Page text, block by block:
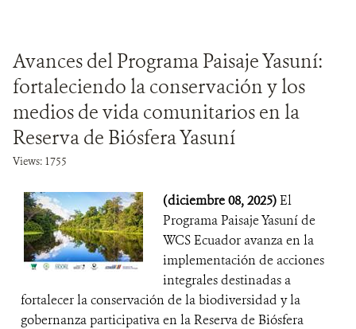
Avances del Programa Paisaje Yasuní:
fortaleciendo la conservación y los
medios de vida comunitarios en la
Reserva de Biósfera Yasuní
Views: 1755
(diciembre 08, 2025)El
Programa Paisaje Yasuní de
WCS Ecuador avanza en la
implementación de acciones
integrales destinadas a
fortalecer la conservación de la biodiversidad y la
gobernanza participativa en la Reserva de Biósfera